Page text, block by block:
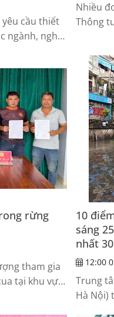
yêu cầu thiết
ngành, nghề
doanh
Nhiều
Thông
rừng
tham gia
tại khu vực
10
sáng
nhất
12:00
Trung
Hà Nội)